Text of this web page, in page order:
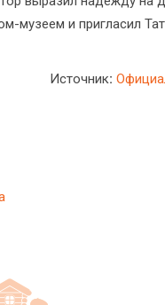
музеем и пригласил
Источник: